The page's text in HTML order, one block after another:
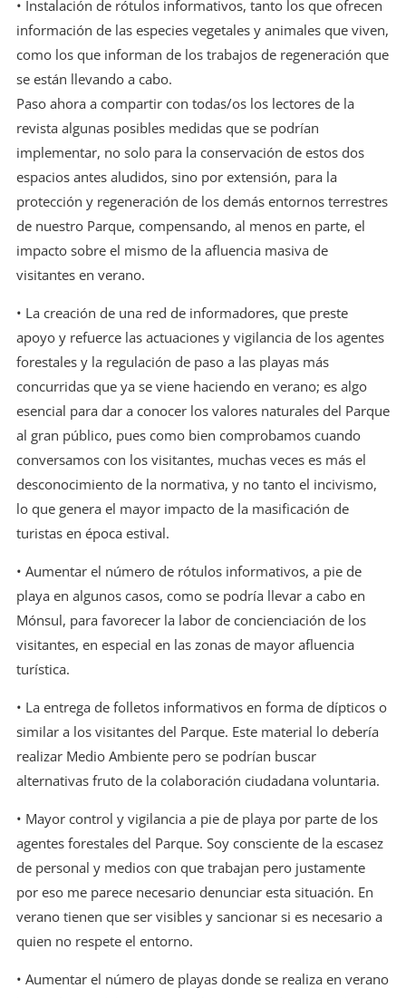
• Instalación de rótulos informativos, tanto los que ofrecen
información de las especies vegetales y animales que viven,
como los que informan de los trabajos de regeneración que
se están llevando a cabo.
Paso ahora a compartir con todas/os los lectores de la
revista algunas posibles medidas que se podrían
implementar, no solo para la conservación de estos dos
espacios antes aludidos, sino por extensión, para la
protección y regeneración de los demás entornos terrestres
de nuestro Parque, compensando, al menos en parte, el
impacto sobre el mismo de la afluencia masiva de
visitantes en verano.
• La creación de una red de informadores, que preste
apoyo y refuerce las actuaciones y vigilancia de los agentes
forestales y la regulación de paso a las playas más
concurridas que ya se viene haciendo en verano; es algo
esencial para dar a conocer los valores naturales del Parque
al gran público, pues como bien comprobamos cuando
conversamos con los visitantes, muchas veces es más el
desconocimiento de la normativa, y no tanto el incivismo,
lo que genera el mayor impacto de la masificación de
turistas en época estival.
• Aumentar el número de rótulos informativos, a pie de
playa en algunos casos, como se podría llevar a cabo en
Mónsul, para favorecer la labor de concienciación de los
visitantes, en especial en las zonas de mayor afluencia
turística.
• La entrega de folletos informativos en forma de dípticos o
similar a los visitantes del Parque. Este material lo debería
realizar Medio Ambiente pero se podrían buscar
alternativas fruto de la colaboración ciudadana voluntaria.
• Mayor control y vigilancia a pie de playa por parte de los
agentes forestales del Parque. Soy consciente de la escasez
de personal y medios con que trabajan pero justamente
por eso me parece necesario denunciar esta situación. En
verano tienen que ser visibles y sancionar si es necesario a
quien no respete el entorno.
• Aumentar el número de playas donde se realiza en verano